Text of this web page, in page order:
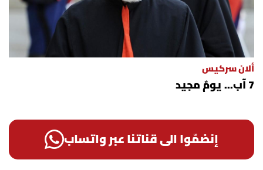
ألان سركيس
7 آب... يومٌ مجيد
إنضمّوا الى قناتنا عبر واتساب